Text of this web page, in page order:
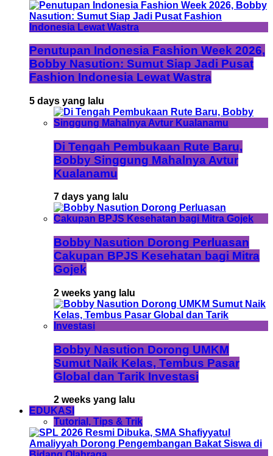
Penutupan Indonesia Fashion Week 2026,
Bobby Nasution: Sumut Siap Jadi Pusat
Fashion Indonesia Lewat Wastra
5 days yang lalu
Di Tengah Pembukaan Rute Baru,
Bobby Singgung Mahalnya Avtur
Kualanamu
7 days yang lalu
Bobby Nasution Dorong Perluasan
Cakupan BPJS Kesehatan bagi Mitra
Gojek
2 weeks yang lalu
Bobby Nasution Dorong UMKM
Sumut Naik Kelas, Tembus Pasar
Global dan Tarik Investasi
2 weeks yang lalu
EDUKASI
Tutorial, Tips & Trik